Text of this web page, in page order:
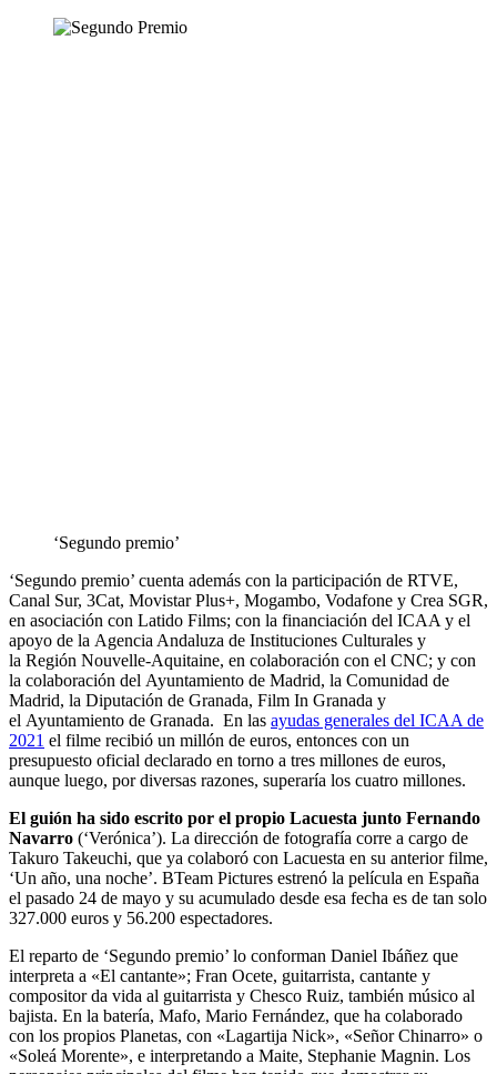
‘Segundo premio’
‘Segundo premio’ cuenta además con la participación de RTVE,
Canal Sur, 3Cat, Movistar Plus+, Mogambo, Vodafone y Crea SGR,
en asociación con Latido Films; con la financiación del ICAA y el
apoyo de la Agencia Andaluza de Instituciones Culturales y
la Región Nouvelle-Aquitaine, en colaboración con el CNC; y con
la colaboración del Ayuntamiento de Madrid, la Comunidad de
Madrid, la Diputación de Granada, Film In Granada y
el Ayuntamiento de Granada. En las ayudas generales del ICAA de
2021 el filme recibió un millón de euros, entonces con un
presupuesto oficial declarado en torno a tres millones de euros,
aunque luego, por diversas razones, superaría los cuatro millones.
El guión ha sido escrito por el propio Lacuesta junto Fernando
Navarro (‘Verónica’). La dirección de fotografía corre a cargo de
Takuro Takeuchi, que ya colaboró con Lacuesta en su anterior filme,
‘Un año, una noche’. BTeam Pictures estrenó la película en España
el pasado 24 de mayo y su acumulado desde esa fecha es de tan solo
327.000 euros y 56.200 espectadores.
El reparto de ‘Segundo premio’ lo conforman Daniel Ibáñez que
interpreta a «El cantante»; Fran Ocete, guitarrista, cantante y
compositor da vida al guitarrista y Chesco Ruiz, también músico al
bajista. En la batería, Mafo, Mario Fernández, que ha colaborado
con los propios Planetas, con «Lagartija Nick», «Señor Chinarro» o
«Soleá Morente», e interpretando a Maite, Stephanie Magnin. Los